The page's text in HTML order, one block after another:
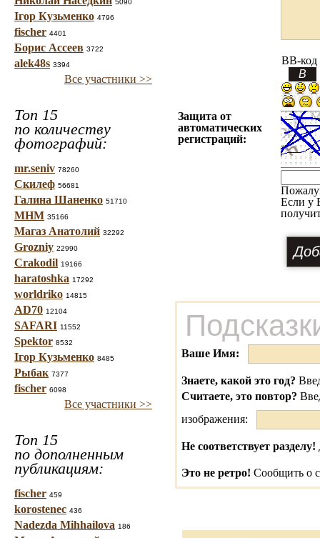
5090
Ігор Кузьменко 4796
fischer 4401
Борис Ассеев 3722
alek48s 3394
Все участники >>
Топ 15
по количеству
фотографий:
mr.seniv 78260
Скилеф 56681
Галина Шаненко 51710
МНМ 35166
Магаз Анатолий 32292
Grozniy 22990
Crakodil 19166
haratoshka 17292
worldriko 14815
AD70 12104
SAFARI 11552
Spektor 8532
Ігор Кузьменко 8485
Рыбак 7377
fischer 6098
Все участники >>
Топ 15
по дополненным
публикациям:
fischer 459
korostenec 436
Nadezda Mihhailova 186
BB-код
Защита от
автоматических
регистраций:
Если у
Ваше Имя:
Знаете, какой это год?
Считаете, это повтор?
изображения:
Не соответствует разделу!
Это не ретро! Сообщить о